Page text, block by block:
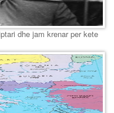
dhe jam krenar per kete